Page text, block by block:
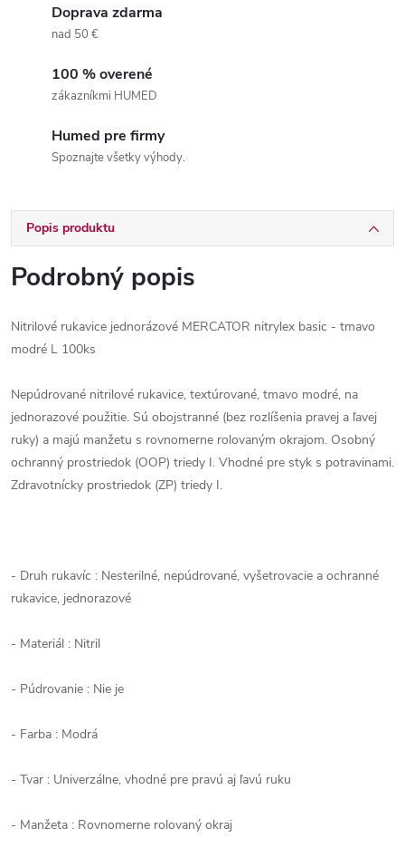
Doprava zdarma
nad 50 €
100 % overené
zákazníkmi HUMED
Humed pre firmy
Spoznajte všetky výhody.
Popis produktu
Podrobný popis
Nitrilové rukavice jednorázové MERCATOR nitrylex basic - tmavo
modré L 100ks
Nepúdrované nitrilové rukavice, textúrované, tmavo modré, na
jednorazové použitie. Sú obojstranné (bez rozlíšenia pravej a ľavej
ruky) a majú manžetu s rovnomerne rolovaným okrajom. Osobný
ochranný prostriedok (OOP) triedy I. Vhodné pre styk s potravinami.
Zdravotnícky prostriedok (ZP) triedy I.
- Druh rukavíc : Nesterilné, nepúdrované, vyšetrovacie a ochranné
rukavice, jednorazové
- Materiál : Nitril
- Púdrovanie : Nie je
- Farba : Modrá
- Tvar : Univerzálne, vhodné pre pravú aj ľavú ruku
- Manžeta : Rovnomerne rolovaný okraj